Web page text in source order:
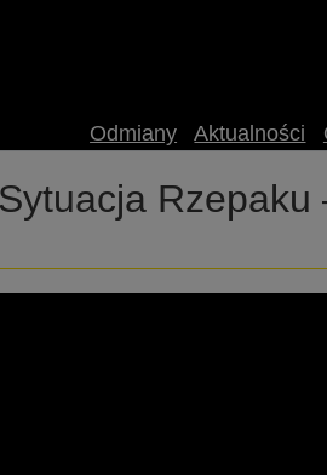
Odmiany Aktualności